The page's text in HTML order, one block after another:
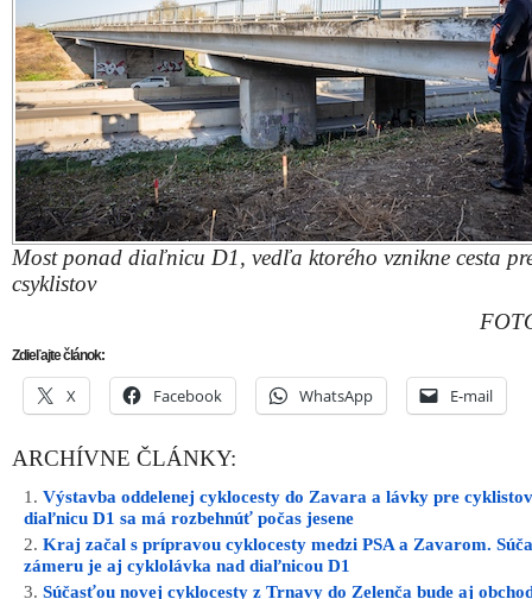
Most ponad diaľnicu D1, vedľa ktorého vznikne cesta
csyklistov
Zdieľajte článok:
X Facebook WhatsApp E-mail
ARCHÍVNE ČLÁNKY:
Výstavba oddelenej cyklocesty do Zavara a lávky pre
diaľnicu D1 sa má rozbehnúť počas jesene
Kraj začal s prípravou cyklocesty medzi PSA a Zavarom.
zámeru je aj cyklolávka nad diaľnicou D1
Súčasťou novej cyklocesty z Trnavy do Zelenča bude aj